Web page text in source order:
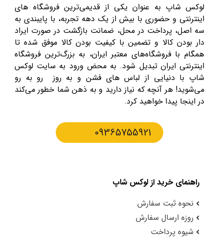
لوکس شاپ به عنوان یکی از قدیمی‌ترین فروشگاه های
اینترنتی و حضوری با بیش از یک دهه تجربه، با پایبندی به
سه اصل، پرداخت در محل، ضمانت بازگشت در صورت ایراد
دار بودن کالا و تضمین با کیفیت بودن کالا موفق شده تا
همگام با فروشگاه‌های معتبر ایران، به بزرگ‌ترین فروشگاه
اینترنتی ایران تبدیل شود. به محض ورود به سایت لوکس
شاپ با دنیایی از لباس های فشن و به روز رو به رو
می‌شوید! هر آنچه که نیاز دارید و به ذهن شما خطور می‌کند
در اینجا پیدا خواهید کرد.
09365755921
راهنمای خرید از لوکس شاپ
نحوه ثبت سفارش
روزه ارسال سفارش
شیوه پرداخت